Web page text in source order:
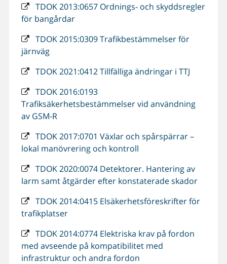
TDOK 2013:0657 Ordnings- och skyddsregler
för bangårdar
TDOK 2015:0309 Trafikbestämmelser för
järnväg
TDOK 2021:0412 Tillfälliga ändringar i TTJ
TDOK 2016:0193
Trafiksäkerhetsbestämmelser vid användning
av GSM-R
TDOK 2017:0701 Växlar och spårspärrar –
lokal manövrering och kontroll
TDOK 2020:0074 Detektorer. Hantering av
larm samt åtgärder efter konstaterade skador
TDOK 2014:0415 Elsäkerhetsföreskrifter för
trafikplatser
TDOK 2014:0774 Elektriska krav på fordon
med avseende på kompatibilitet med
infrastruktur och andra fordon